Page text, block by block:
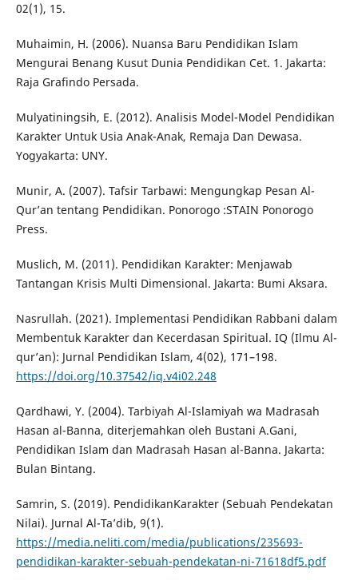
02(1), 15.
Muhaimin, H. (2006). Nuansa Baru Pendidikan Islam
Mengurai Benang Kusut Dunia Pendidikan Cet. 1. Jakarta:
Raja Grafindo Persada.
Mulyatiningsih, E. (2012). Analisis Model-Model Pendidikan
Karakter Untuk Usia Anak-Anak, Remaja Dan Dewasa.
Yogyakarta: UNY.
Munir, A. (2007). Tafsir Tarbawi: Mengungkap Pesan Al-
Qur’an tentang Pendidikan. Ponorogo :STAIN Ponorogo
Press.
Muslich, M. (2011). Pendidikan Karakter: Menjawab
Tantangan Krisis Multi Dimensional. Jakarta: Bumi Aksara.
Nasrullah. (2021). Implementasi Pendidikan Rabbani dalam
Membentuk Karakter dan Kecerdasan Spiritual. IQ (Ilmu Al-
qur’an): Jurnal Pendidikan Islam, 4(02), 171–198.
https://doi.org/10.37542/iq.v4i02.248
Qardhawi, Y. (2004). Tarbiyah Al-Islamiyah wa Madrasah
Hasan al-Banna, diterjemahkan oleh Bustani A.Gani,
Pendidikan Islam dan Madrasah Hasan al-Banna. Jakarta:
Bulan Bintang.
Samrin, S. (2019). PendidikanKarakter (Sebuah Pendekatan
Nilai). Jurnal Al-Ta’dib, 9(1).
https://media.neliti.com/media/publications/235693-
pendidikan-karakter-sebuah-pendekatan-ni-71618df5.pdf